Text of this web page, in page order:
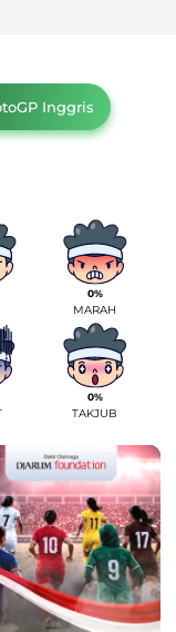
Inggris
0%
MARAH
0%
TAKJUB